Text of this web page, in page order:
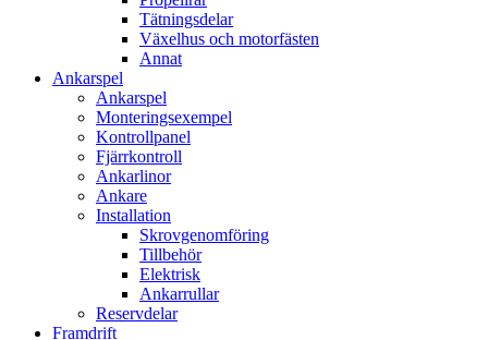
Tätningsdelar
Växelhus och motorfästen
Annat
Ankarspel
Ankarspel
Monteringsexempel
Kontrollpanel
Fjärrkontroll
Ankarlinor
Ankare
Installation
Skrovgenomföring
Tillbehör
Elektrisk
Ankarrullar
Reservdelar
Framdrift